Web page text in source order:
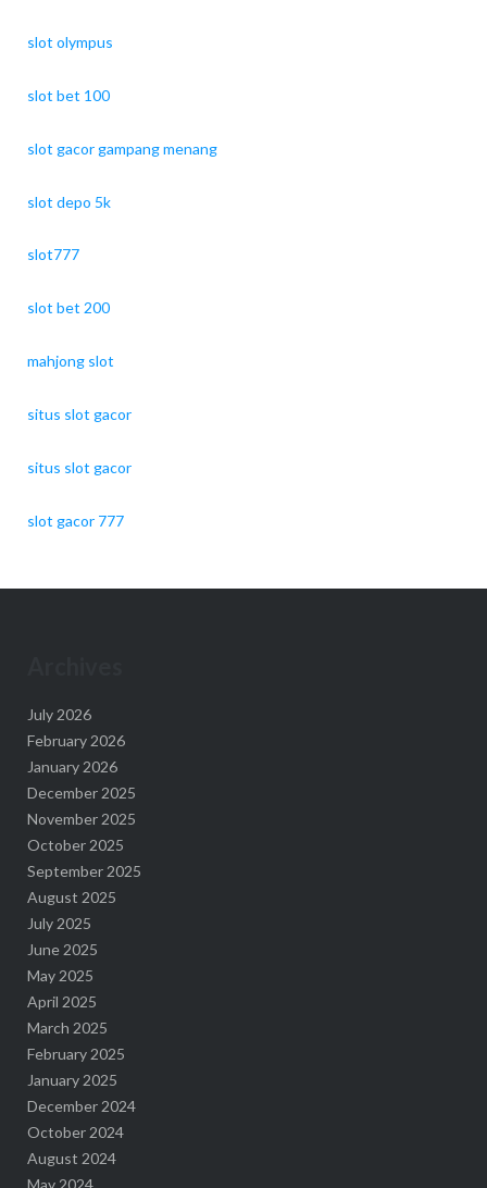
slot olympus
slot bet 100
slot gacor gampang menang
slot depo 5k
slot777
slot bet 200
mahjong slot
situs slot gacor
situs slot gacor
slot gacor 777
July 2026
February 2026
January 2026
December 2025
November 2025
October 2025
September 2025
August 2025
July 2025
June 2025
May 2025
April 2025
March 2025
February 2025
January 2025
December 2024
October 2024
August 2024